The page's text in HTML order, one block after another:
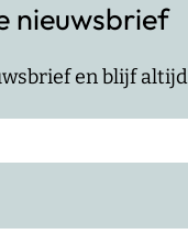
nieuwsbrief
en blijf